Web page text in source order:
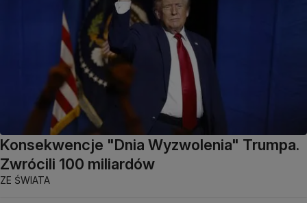
Konsekwencje "Dnia Wyzwolenia" Trumpa.
Zwrócili 100 miliardów
ZE ŚWIATA